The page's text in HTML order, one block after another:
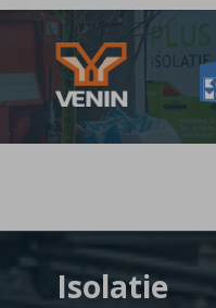
Isolatie